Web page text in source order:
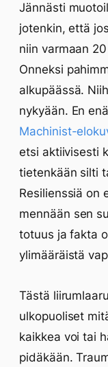
Jännästi
jotenkin, että
niin varmaan
Onneksi
alkupäässä.
nykyään. En
Machinist-
etsi aktiivisesti
tietenkään silti
Resilienssiä on
mennään sen
totuus ja fakta
ylimääräistä
Tästä
ulkopuoliset
kaikkea voi tai
pidäkään.